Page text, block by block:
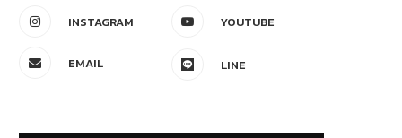
INSTAGRAM YOUTUBE
EMAIL LINE